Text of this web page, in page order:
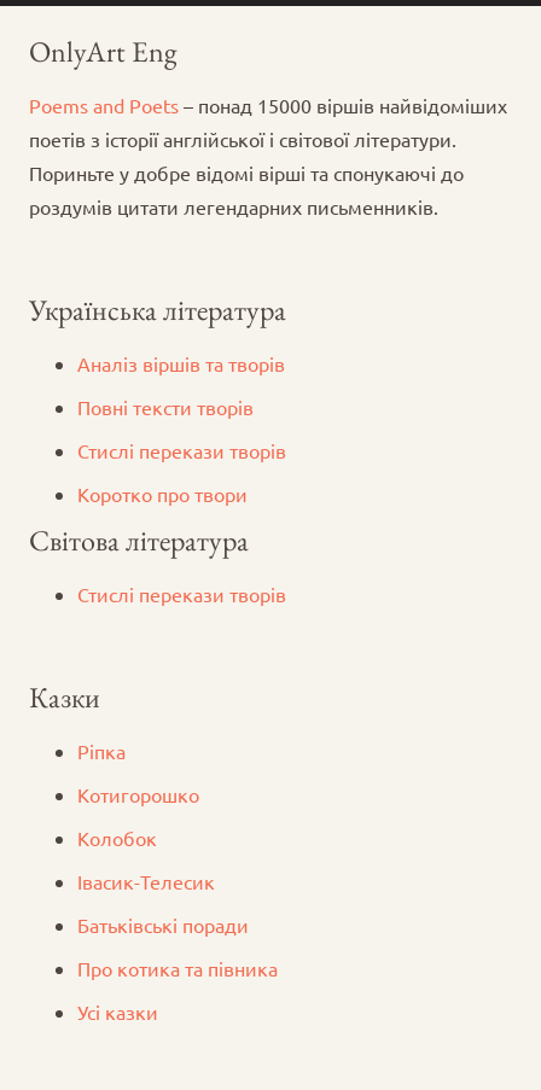
OnlyArt Eng
Poems and Poets – понад 15000 віршів найвідоміших
поетів з історії англійської і світової літератури.
Пориньте у добре відомі вірші та спонукаючі до
роздумів цитати легендарних письменників.
Українська література
Аналіз віршів та творів
Повні тексти творів
Стислі перекази творів
Коротко про твори
Світова література
Стислі перекази творів
Казки
Ріпка
Котигорошко
Колобок
Iвасик-Телесик
Батьківські поради
Про котика та півника
Усі казки